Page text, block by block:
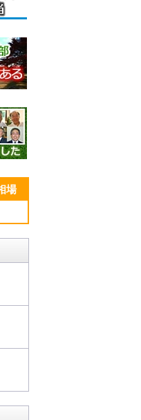
場